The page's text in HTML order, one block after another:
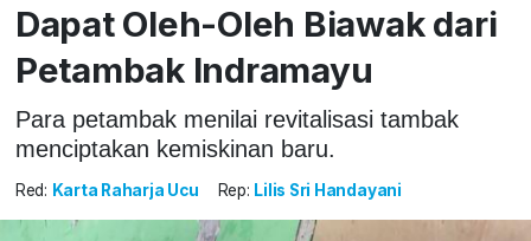
Dapat Oleh-Oleh Biawak dari
Petambak Indramayu
Para petambak menilai revitalisasi tambak
menciptakan kemiskinan baru.
Red: Karta Raharja Ucu Rep: Lilis Sri Handayani